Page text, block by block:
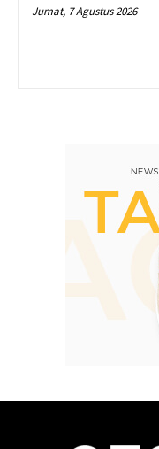
Jumat, 7 Agustus 2026